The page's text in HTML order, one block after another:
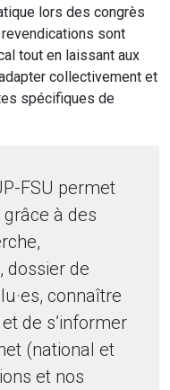
lors des congrès
revendications sont
tout en laissant aux
collectivement et
spécifiques de
FSU permet
à des
dossier de
connaître
de s’informer
(national et
et nos